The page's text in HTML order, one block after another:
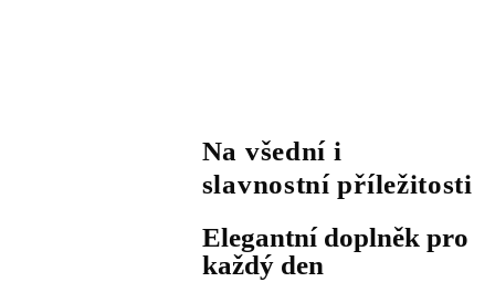
Na všední i
slavnostní příležitosti
Elegantní doplněk pro
každý den